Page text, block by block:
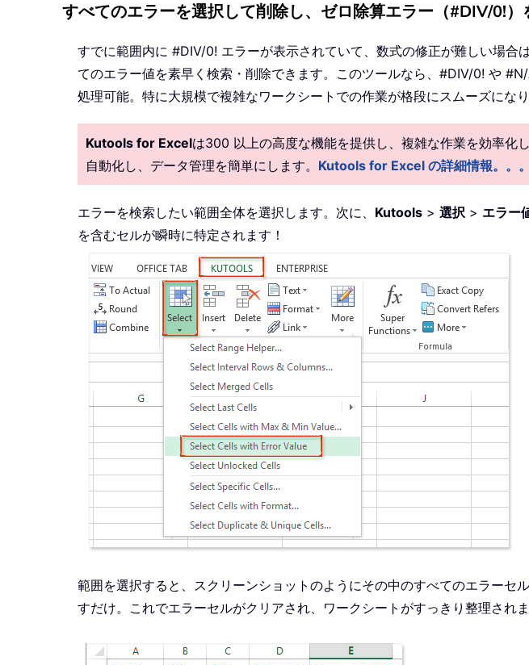
すべてのエラーを選択して削除し、ゼロ除算エラー（#DIV/0!）
すでに範囲内に #DIV/0! エラーが表示されていて、数式の修正が難しい場
てのエラー値を素早く検索・削除できます。このツールなら、#DIV/0! や
処理可能。特に大規模で複雑なワークシートでの作業が格段にスムーズになり
Kutools for Excelは300 以上の高度な機能を提供し、複雑な作業を効率化
自動化し、データ管理を簡単にします。 Kutools for Excel の詳細情報。。。
エラーを検索したい範囲全体を選択します。次に、 Kutools > 選択 > エラー
を含むセルが瞬時に特定されます！
範囲を選択すると、スクリーンショットのようにその中のすべてのエラー
すだけ。これでエラーセルがクリアされ、ワークシートがすっきり整理されま